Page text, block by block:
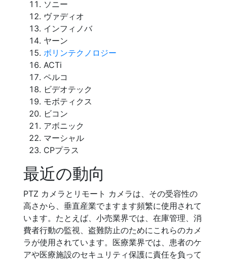
ソニー
ヴァディオ
インフィノバ
ヤーン
ボリンテクノロジー
ACTi
ペルコ
ビデオテック
モボティクス
ビコン
アボニック
マーシャル
CPプラス
最近の動向
PTZ カメラとリモート カメラは、その受容性の
高さから、垂直産業でますます頻繁に使用されて
います。たとえば、小売業界では、在庫管理、消
費者行動の監視、盗難防止のためにこれらのカメ
ラが使用されています。医療業界では、患者のケ
アや医療施設のセキュリティ保護に責任を負って